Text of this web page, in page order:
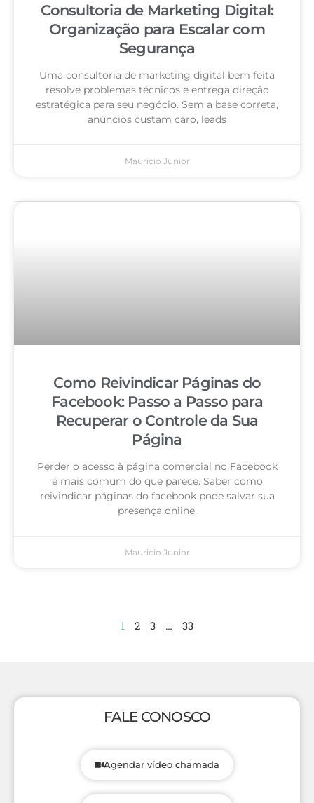
Consultoria de Marketing Digital:
Organização para Escalar com
Segurança
Uma consultoria de marketing digital bem feita
resolve problemas técnicos e entrega direção
estratégica para seu negócio. Sem a base correta,
anúncios custam caro, leads
Mauricio Junior
Como Reivindicar Páginas do
Facebook: Passo a Passo para
Recuperar o Controle da Sua
Página
Perder o acesso à página comercial no Facebook
é mais comum do que parece. Saber como
reivindicar páginas do facebook pode salvar sua
presença online,
Mauricio Junior
1 2 3 … 33
FALE CONOSCO
Agendar vídeo chamada